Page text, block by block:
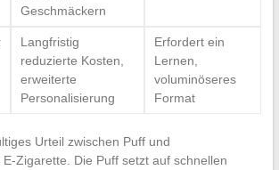
Geschmäckern
Langfristig
reduzierte Kosten,
erweiterte
Personalisierung
Erfordert ein
Lernen,
voluminöseres
Format
Urteil zwischen Puff und
Zigarette. Die Puff setzt auf schnellen